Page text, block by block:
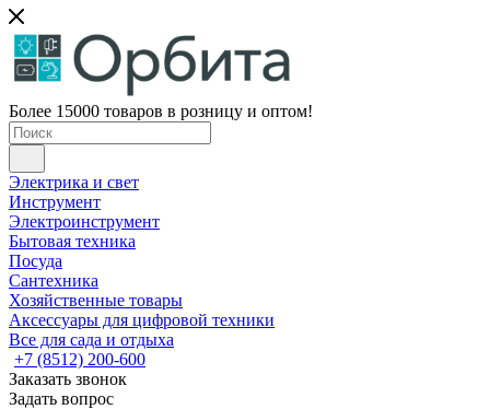
Более 15000 товаров в розницу и оптом!
Электрика и свет
Инструмент
Электроинструмент
Бытовая техника
Посуда
Сантехника
Хозяйственные товары
Аксессуары для цифровой техники
Все для сада и отдыха
+7 (8512) 200-600
Заказать звонок
Задать вопрос